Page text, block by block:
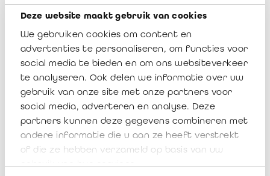
Deze website maakt gebruik van cookies
We gebruiken cookies om content en
advertenties te personaliseren, om functies voor
social media te bieden en om ons websiteverkeer
te analyseren. Ook delen we informatie over uw
gebruik van onze site met onze partners voor
social media, adverteren en analyse. Deze
partners kunnen deze gegevens combineren met
andere informatie die u aan ze heeft verstrekt
of die ze hebben verzameld op basis van uw
voorgelegde ontwerpnorm:
Controlestandaarden (ISA’s) 250 (Herzien), 315
(Herzien 2019) en 540 (Herzien) in België (aangepast na de
Ontwerp van norm, zoals voor openbare raadpleging
voorgelegd
Van 5 september 2022 tot 5 oktober 2022 organiseerde de
Raad van het IBR een openbare raadpleging overeenkomstig
het beroep van en het publiek toezicht op de bedrijfsrevisoren.